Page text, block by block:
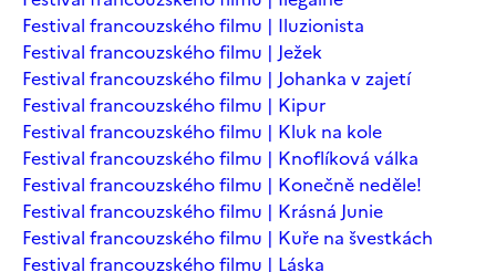
Festival francouzského filmu | Iluzionista
Festival francouzského filmu | Ježek
Festival francouzského filmu | Johanka v zajetí
Festival francouzského filmu | Kipur
Festival francouzského filmu | Kluk na kole
Festival francouzského filmu | Knoflíková válka
Festival francouzského filmu | Konečně neděle!
Festival francouzského filmu | Krásná Junie
Festival francouzského filmu | Kuře na švestkách
Festival francouzského filmu | Láska